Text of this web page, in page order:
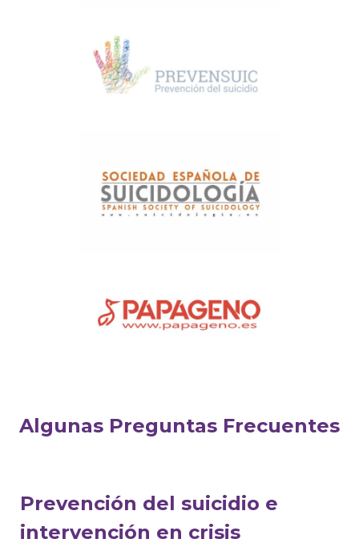
Algunas Preguntas Frecuentes
Prevención del suicidio e
intervención en crisis